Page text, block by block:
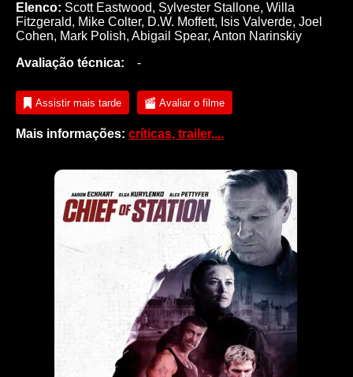
Elenco: Scott Eastwood, Sylvester Stallone, Willa
Fitzgerald, Mike Colter, D.W. Moffett, Isis Valverde, Joel
Cohen, Mark Polish, Abigail Spear, Anton Narinskiy
Avaliação técnica:
-
Assistir mais tarde Avaliar o filme
Mais informações: críticas, trailer,...